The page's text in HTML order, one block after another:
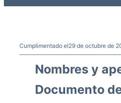
Cumplimentado el29 de octubre de
Nombres y
Documento